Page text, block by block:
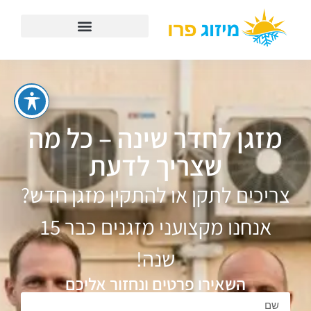
מזגן לחדר שינה – כל מה
שצריך לדעת
צריכים לתקן או להתקין מזגן חדש?
אנחנו מקצועני מזגנים כבר 15
שנה!
השאירו פרטים ונחזור אליכם